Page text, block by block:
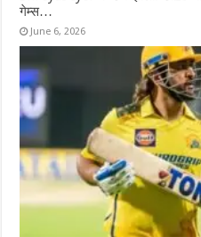
गेम्स…
June 6, 2026